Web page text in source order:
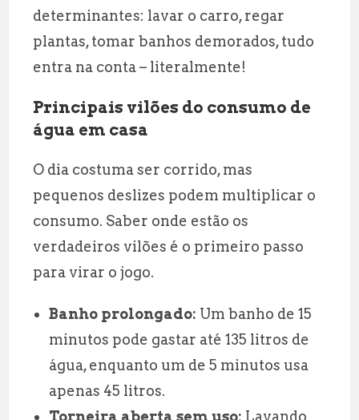
determinantes: lavar o carro, regar
plantas, tomar banhos demorados, tudo
entra na conta – literalmente!
Principais vilões do consumo de
água em casa
O dia costuma ser corrido, mas
pequenos deslizes podem multiplicar o
consumo. Saber onde estão os
verdadeiros vilões é o primeiro passo
para virar o jogo.
Banho prolongado: Um banho de 15
minutos pode gastar até 135 litros de
água, enquanto um de 5 minutos usa
apenas 45 litros.
Torneira aberta sem uso: Lavando